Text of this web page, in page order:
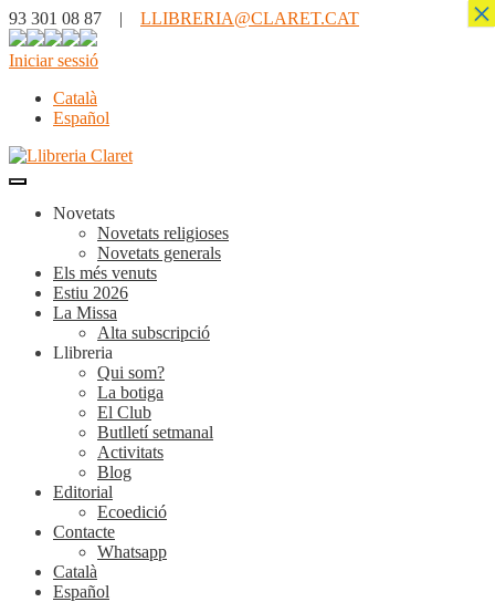
93 301 08 87 | LLIBRERIA@CLARET.CAT
Iniciar sessió
Català
Español
Novetats
Novetats religioses
Novetats generals
Els més venuts
Estiu 2026
La Missa
Alta subscripció
Llibreria
Qui som?
La botiga
El Club
Butlletí setmanal
Activitats
Blog
Editorial
Ecoedició
Contacte
Whatsapp
Català
Español
×